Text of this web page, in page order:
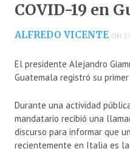
COVID-19 en
ALFREDO VICENTE ON
El presidente Alejandro
Guatemala registró su primer
Durante una actividad
mandatario recibió una
discurso para informar que
recientemente en Italia es